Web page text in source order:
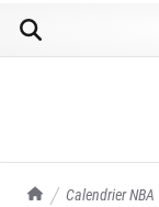
TrashTalk Actu NBA
Calendrier NBA